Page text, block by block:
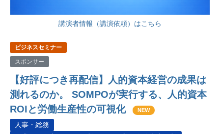
講演者情報（講演依頼）はこちら
ビジネスセミナー
スポンサー
【好評につき再配信】人的資本経営の成果は
測れるのか。 SOMPOが実行する、人的資本
ROIと労働生産性の可視化
NEW
人事・総務